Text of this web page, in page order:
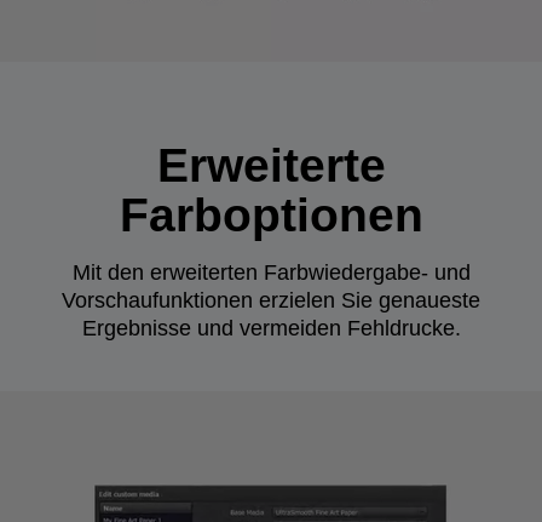
Erweiterte
Farboptionen
Mit den erweiterten Farbwiedergabe- und
Vorschaufunktionen erzielen Sie genaueste
Ergebnisse und vermeiden Fehldrucke.